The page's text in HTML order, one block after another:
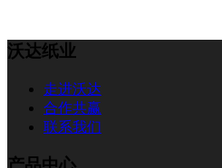
沃达纸业
走进沃达
合作共赢
联系我们